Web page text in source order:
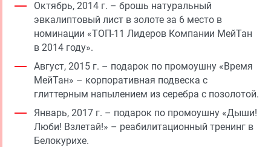
Октябрь, 2014 г. – брошь натуральный
эвкалиптовый лист в золоте за 6 место в
номинации «ТОП-11 Лидеров Компании МейТан
в 2014 году».
Август, 2015 г. – подарок по промоушну «Время
МейТан» – корпоративная подвеска с
глиттерным напылением из серебра с позолотой.
Январь, 2017 г. – подарок по промоушну «Дыши!
Люби! Взлетай!» – реабилитационный тренинг в
Белокурихе.